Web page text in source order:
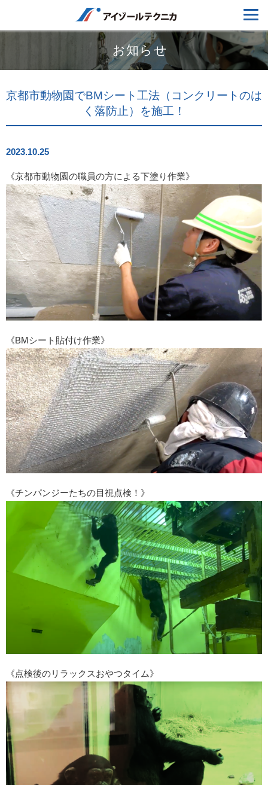
お知らせ
京都市動物園でBMシート工法（コンクリートのは
く落防止）を施工！
2023.10.25
《京都市動物園の職員の方による下塗り作業》
《BMシート貼付け作業》
《チンパンジーたちの目視点検！》
《点検後のリラックスおやつタイム》